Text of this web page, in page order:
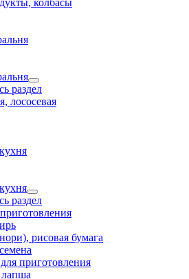
колбасы
раздел
лососевая
раздел
рисовая бумага
приготовления